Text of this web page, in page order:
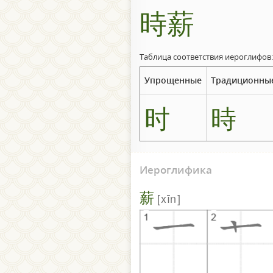
時薪
Таблица соответствия иероглифов:
Упрощенные
时 時
Иероглифика
薪 xīn